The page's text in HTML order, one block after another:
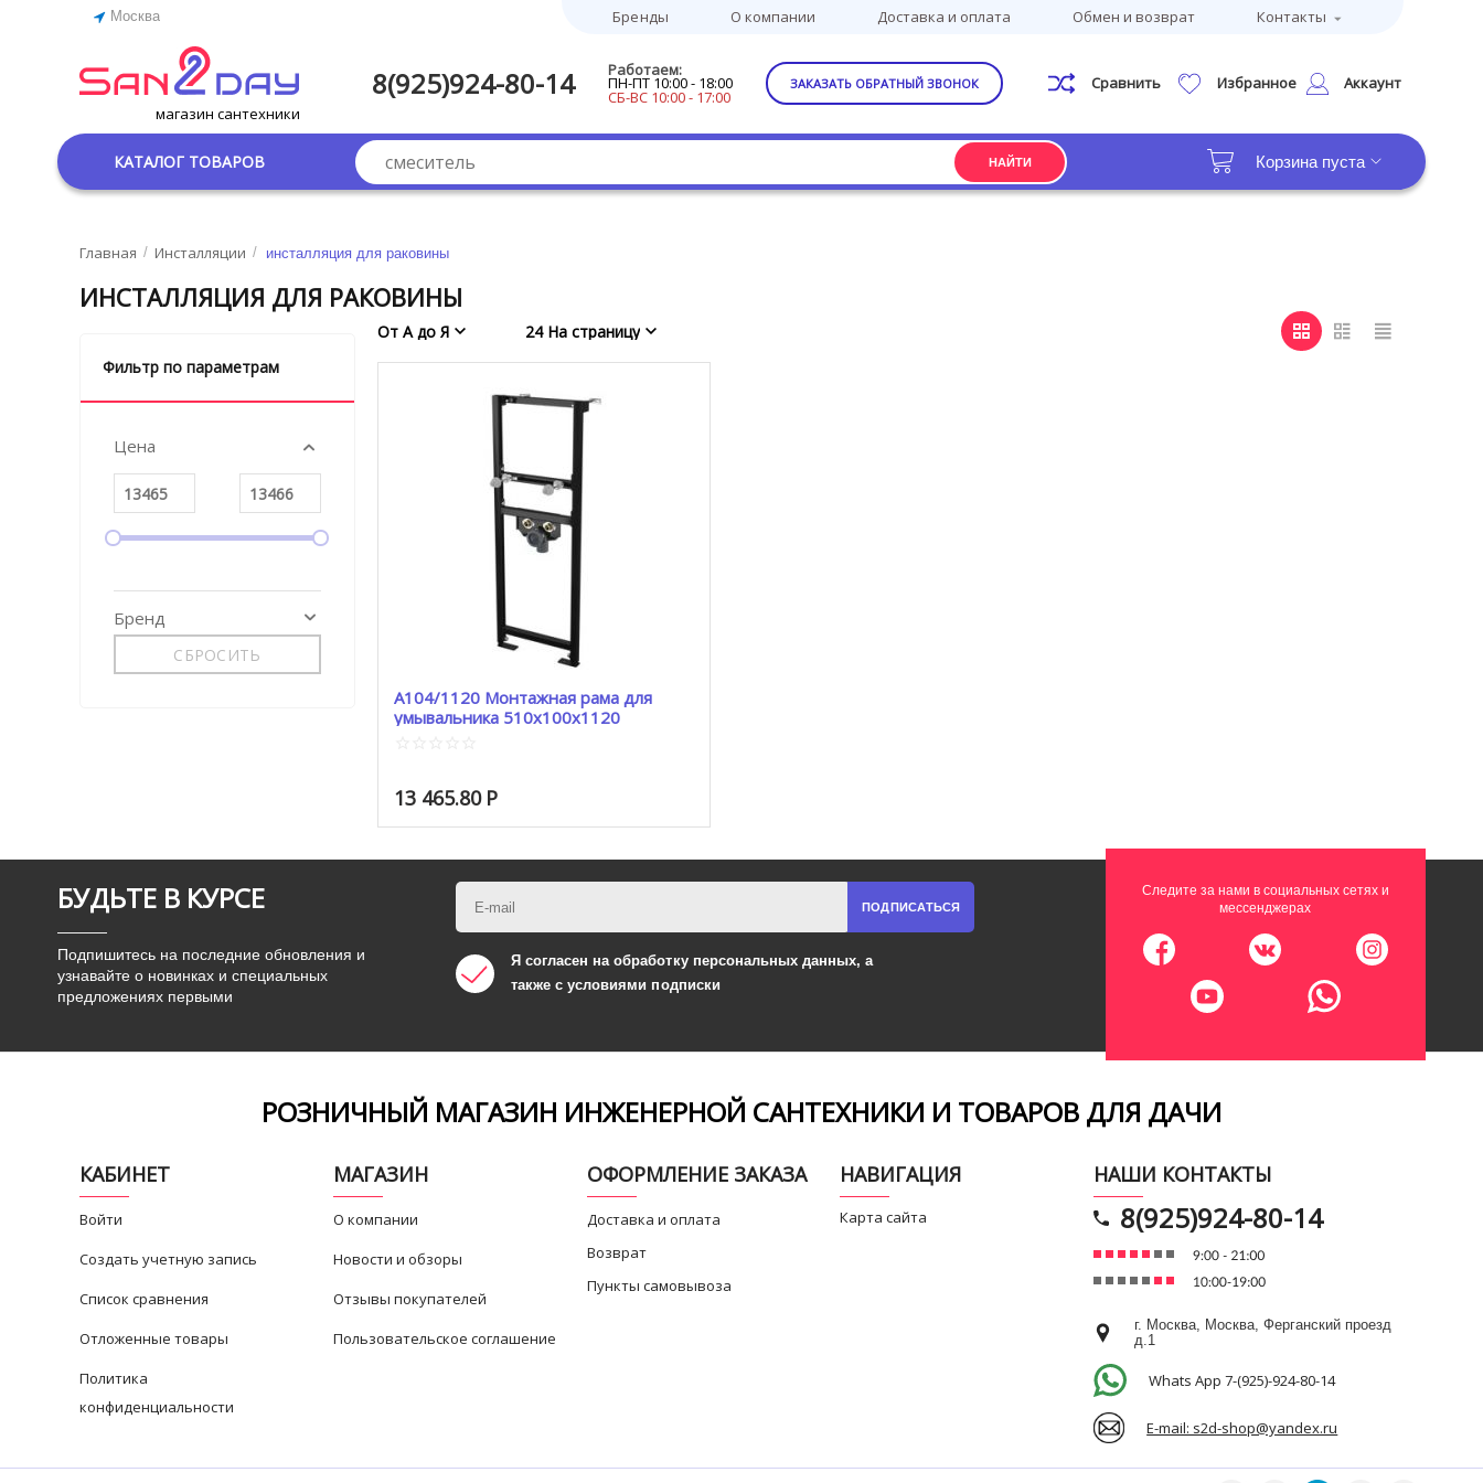
Бренды О компании Доставка и оплата Обмен и возврат Контакты
Москва
магазин сантехники
8(925)924-80-14 Работаем:
ПН-ПТ 10:00 - 18:00
СБ-ВС 10:00 - 17:00
ЗАКАЗАТЬ ОБРАТНЫЙ ЗВОНОК Сравнить Избранное Аккаунт
КАТАЛОГ ТОВАРОВ НАЙТИ Корзина пуста
Главная / Инсталляции / инсталляция для раковины
ИНСТАЛЛЯЦИЯ ДЛЯ РАКОВИНЫ
От А до Я 24 На страницу
A104/1120 Монтажная рама для
умывальника 510x100x1120
13 465.80 Р
Фильтр по параметрам
Цена
Бренд
СБРОСИТЬ
БУДЬТЕ В КУРСЕ
Подпишитесь на последние обновления и
узнавайте о новинках и специальных
предложениях первыми
ПОДПИСАТЬСЯ
Я согласен на обработкуперсональных данных, а
также с условиями подписки
Следите за нами в социальных сетях и
мессенджерах
РОЗНИЧНЫЙ МАГАЗИН ИНЖЕНЕРНОЙ САНТЕХНИКИ И ТОВАРОВ ДЛЯ ДАЧИ
КАБИНЕТ
Войти
Создать учетную запись
Список сравнения
Отложенные товары
Политика
конфиденциальности
МАГАЗИН
О компании
Новости и обзоры
Отзывы покупателей
Пользовательское соглашение
ОФОРМЛЕНИЕ ЗАКАЗА
Доставка и оплата
Возврат
Пункты самовывоза
НАВИГАЦИЯ
Карта сайта
НАШИ КОНТАКТЫ
8(925)924-80-14
г. Москва, Москва, Ферганский проезд
д.1
Whats App 7-(925)-924-80-14
E-mail: s2d-shop@yandex.ru